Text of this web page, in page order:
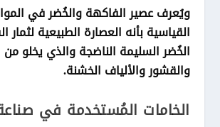
ويُعرف عصير الفاكهة والخُضر في
القياسية بأنه العصارة الطبيعية لثمار
الخُضر السليمة الناضجة والذي يخلو من
والقشور والألياف الخشنة.
الخامات المُستخدمة في